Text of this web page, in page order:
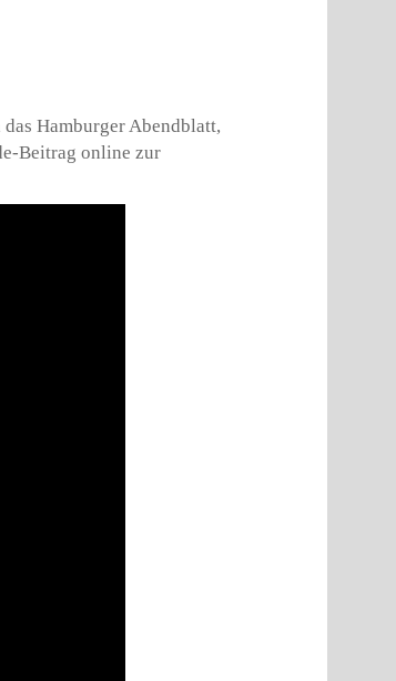
Hamburger Abendblatt,
Beitrag online zur